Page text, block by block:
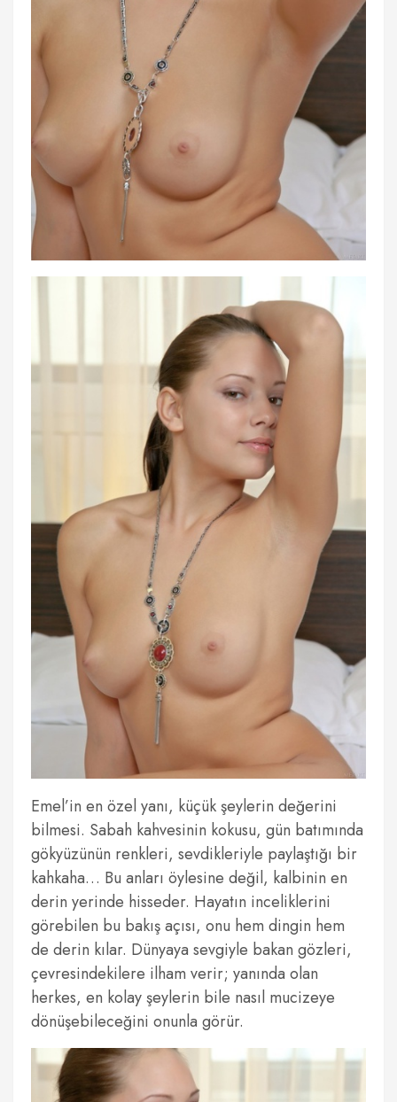
Emel’in en özel yanı, küçük şeylerin değerini
bilmesi. Sabah kahvesinin kokusu, gün batımında
gökyüzünün renkleri, sevdikleriyle paylaştığı bir
kahkaha… Bu anları öylesine değil, kalbinin en
derin yerinde hisseder. Hayatın inceliklerini
görebilen bu bakış açısı, onu hem dingin hem
de derin kılar. Dünyaya sevgiyle bakan gözleri,
çevresindekilere ilham verir; yanında olan
herkes, en kolay şeylerin bile nasıl mucizeye
dönüşebileceğini onunla görür.